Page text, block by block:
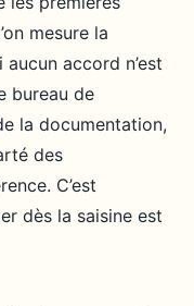
mesure la
accord n’est
bureau de
la documentation,
des
C’est
dès la saisine est